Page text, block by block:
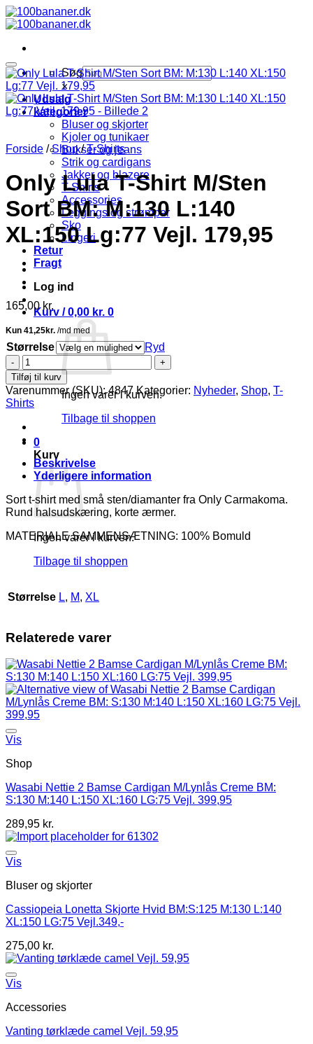
Fortsæt
til
Søg
×
Udsalg
kategorier
Bluser og skjorter
Kjoler og tunikaer
Bukser og jeans
Strik og cardigans
Jakker og blazere
T-Shirts
Accessories
Leggings og strømper
Sko
Lingeri
Retur
Fragt
Log ind
Kurv /0,00 kr. 0
Ingen varer i kurven.
Tilbage til shoppen
0
Kurv
Ingen varer i kurven.
Tilbage til shoppen
Forside / Shop / T-Shirts
Only Lula T-Shirt M/Sten
Sort BM: M:130 L:140
XL:150 Lg:77 Vejl. 179,95
165,00 kr.
Størrelse
Ryd
Only
Lula
T-
Shirt
M/Sten
Sort
BM:
M:130
L:140
XL:150
Lg:77
Vejl.
179,95
Tilføj til kurv
Varenummer (SKU):4847 Kategorier: Nyheder, Shop, T-
Shirts
Beskrivelse
Yderligere information
Sort t-shirt med små sten/diamanter fra Only Carmakoma.
Rund halsudskæring, korte ærmer.
MATERIALE SAMMENSÆTNING: 100% Bomuld
Størrelse L, M, XL
Relaterede varer
Vis
Shop
Wasabi Nettie 2 Bamse Cardigan M/Lynlås Creme BM:
S:130 M:140 L:150 XL:160 LG:75 Vejl. 399,95
289,95 kr.
Vis
Bluser og skjorter
Cassiopeia Lonetta Skjorte Hvid BM:S:125 M:130 L:140
XL:150 LG:75 Vejl.349,-
275,00 kr.
Vis
Accessories
Vanting tørklæde camel Vejl. 59,95